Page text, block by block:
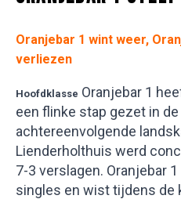
Oranjebar 1 wint weer,
verliezen
Hoofdklasse Oranjebar 1
een flinke stap gezet in
achtereenvolgende
Lienderholthuis werd
7-3 verslagen. Oranjebar
singles en wist tijdens de